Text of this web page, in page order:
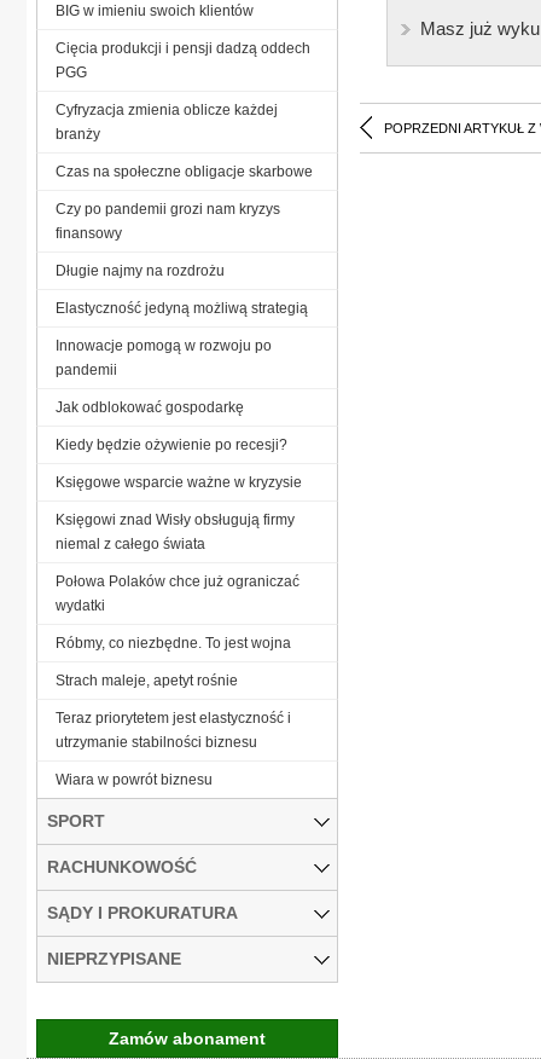
Masz już
POPRZEDNI ARTYKUŁ Z
BIG w imieniu swoich klientów
Cięcia produkcji i pensji dadzą oddech
PGG
Cyfryzacja zmienia oblicze każdej
branży
Czas na społeczne obligacje skarbowe
Czy po pandemii grozi nam kryzys
finansowy
Długie najmy na rozdrożu
Elastyczność jedyną możliwą strategią
Innowacje pomogą w rozwoju po
pandemii
Jak odblokować gospodarkę
Kiedy będzie ożywienie po recesji?
Księgowe wsparcie ważne w kryzysie
Księgowi znad Wisły obsługują firmy
niemal z całego świata
Połowa Polaków chce już ograniczać
wydatki
Róbmy, co niezbędne. To jest wojna
Strach maleje, apetyt rośnie
Teraz priorytetem jest elastyczność i
utrzymanie stabilności biznesu
Wiara w powrót biznesu
SPORT
RACHUNKOWOŚĆ
SĄDY I PROKURATURA
NIEPRZYPISANE
Zamów abonament